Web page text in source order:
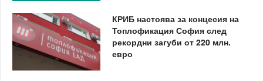
КРИБ настоява за концесия на
Топлофикация София след
рекордни загуби от 220 млн.
евро